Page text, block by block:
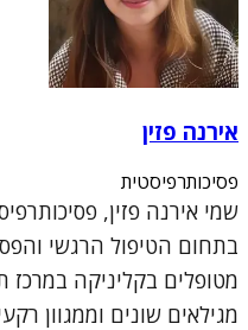
אירנה פזין
פסיכותרפיסטית
שמי אירנה פזין,
בתחום הטיפול הרגשי
מטופלים בקליניקה במרכז
מגילאים שונים וממגוון